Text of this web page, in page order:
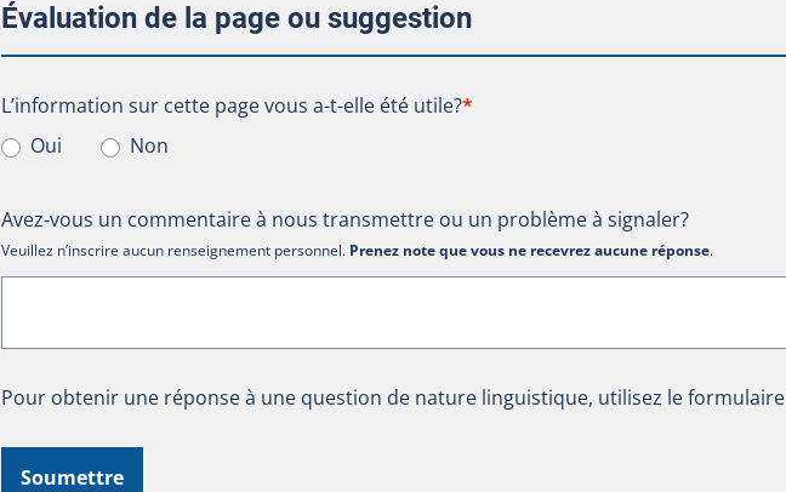
Évaluation de la page ou suggestion
L’information sur cette page vous a-t-elle été utile?
L’information sur cette page vous a-t-elle été utile?*
Oui
Non
Avez-vous un commentaire à nous transmettre ou un problème à signaler?
Veuillez n’inscrire aucun renseignement personnel. Prenez note que vous ne recevrez aucune réponse.
Pour obtenir une réponse à une question de nature linguistique, utilisez le formulaire
Soumettre